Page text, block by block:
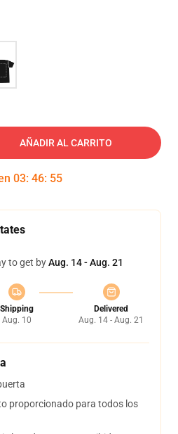
AÑADIR AL CARRITO
03: 46: 54
to get byAug. 14 - Aug. 21
Shipping
Aug. 10
Delivered
Aug. 14 - Aug. 21
proporcionado para todos los